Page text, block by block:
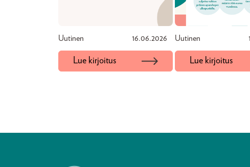
Uutinen 16.06.2026
Lue kirjoitus
Uutinen
Lue kirjoitus